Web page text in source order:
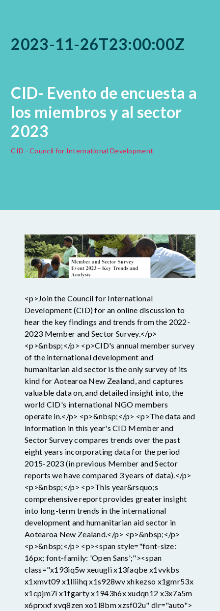
2023-11-26T23:00:00Z
CID- Evento de encuesta a
los miembros y al sector
2023
CID - Council for International Development
<p>Join the Council for International
Development (CID) for an online discussion to
hear the key findings and trends from the 2022-
2023 Member and Sector Survey.</p>
<p>&nbsp;</p> <p>CID's annual member survey
of the international development and
humanitarian aid sector is the only survey of its
kind for Aotearoa New Zealand, and captures
valuable data on, and detailed insight into, the
world CID's international NGO members
operate in.</p> <p>&nbsp;</p> <p>The data and
information in this year's CID Member and
Sector Survey compares trends over the past
eight years incorporating data for the period
2015-2023 (in previous Member and Sector
reports we have compared 3 years of data).</p>
<p>&nbsp;</p> <p>This year&rsquo;s
comprehensive report provides greater insight
into long-term trends in the international
development and humanitarian aid sector in
Aotearoa New Zealand.</p> <p>&nbsp;</p>
<p>&nbsp;</p> <p><span style="font-size:
16px; font-family: 'Open Sans';"><span
class="x193iq5w xeuugli x13faqbe x1vvkbs
x1xmvt09 x1lliihq x1s928wv xhkezso x1gmr53x
x1cpjm7i x1fgarty x1943h6x xudqn12 x3x7a5m
x6prxxf xvq8zen xo1l8bm xzsf02u" dir="auto">